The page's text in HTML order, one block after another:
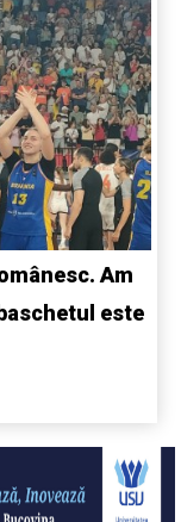
Am
este